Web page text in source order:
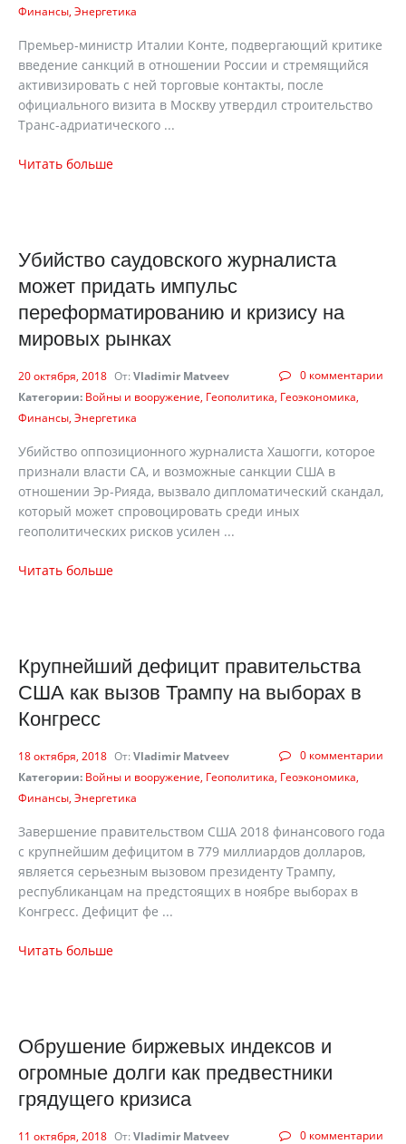
Финансы Энергетика
Премьер-министр Италии Конте, подвергающий критике
введение санкций в отношении России и стремящийся
активизировать с ней торговые контакты, после
официального визита в Москву утвердил строительство
Транс-адриатического ...
Читать больше
Убийство саудовского журналиста
может придать импульс
переформатированию и кризису на
мировых рынках
0 комментарии
20 октября, 2018 От: Vladimir Matveev
Категории: Войны и вооружение Геополитика Геоэкономика
Финансы Энергетика
Убийство оппозиционного журналиста Хашогги, которое
признали власти СА, и возможные санкции США в
отношении Эр-Рияда, вызвало дипломатический скандал,
который может спровоцировать среди иных
геополитических рисков усилен ...
Читать больше
Крупнейший дефицит правительства
США как вызов Трампу на выборах в
Конгресс
0 комментарии
18 октября, 2018 От: Vladimir Matveev
Категории: Войны и вооружение Геополитика Геоэкономика
Финансы Энергетика
Завершение правительством США 2018 финансового года
с крупнейшим дефицитом в 779 миллиардов долларов,
является серьезным вызовом президенту Трампу,
республиканцам на предстоящих в ноябре выборах в
Конгресс. Дефицит фе ...
Читать больше
Обрушение биржевых индексов и
огромные долги как предвестники
грядущего кризиса
0 комментарии
11 октября, 2018 От: Vladimir Matveev